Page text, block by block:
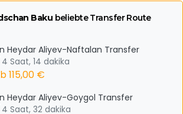
Baku beliebte Transfer Route
Heydar Aliyev-Naftalan Transfer
Saat, 14 dakika
115,00 €
Heydar Aliyev-Goygol Transfer
Saat, 32 dakika